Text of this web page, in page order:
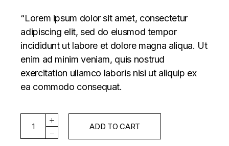
“Lorem ipsum dolor sit amet, consectetur
adipiscing elit, sed do eiusmod tempor
incididunt ut labore et dolore magna aliqua. Ut
enim ad minim veniam, quis nostrud
exercitation ullamco laboris nisi ut aliquip ex
ea commodo consequat.
ISSUE#26 quantity
ADD TO CART